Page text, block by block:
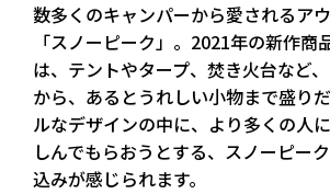
数多くのキャンパーから愛されるア
「スノーピーク」。2021年の新作商
は、テントやタープ、焚き火台など
から、あるとうれしい小物まで盛り
ルなデザインの中に、より多くの人
しんでもらおうとする、スノーピー
込みが感じられます。